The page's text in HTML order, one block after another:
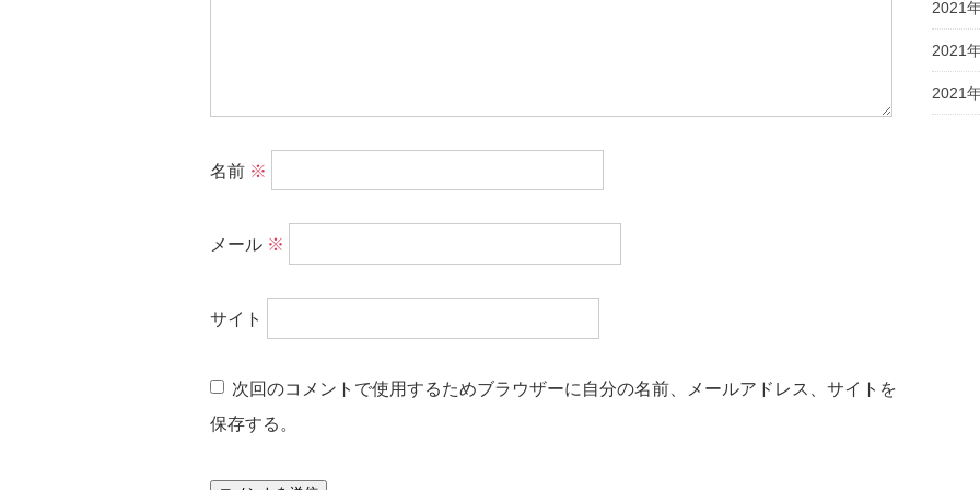
名前 ※
メール ※
サイト
次回のコメントで使用するためブラウザーに自分の名前、メールアドレス、サイトを
保存する。
2021
2021
2021